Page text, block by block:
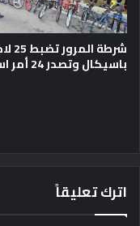
شرطة
باسيكال وتصدر 24 أمر استدعاء
اترك تعليقاً